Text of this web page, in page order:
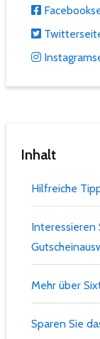
Inhalt
Hilfreiche
Interessieren
Mehr über
Sparen Sie